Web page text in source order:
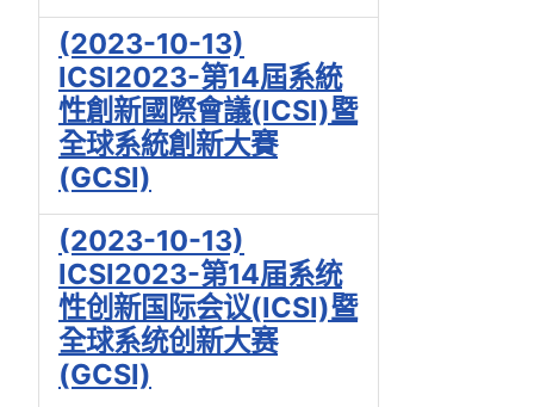
(2023-10-13)
ICSI2023-第14屆系統
性創新國際會議(ICSI)暨
全球系統創新大賽
(GCSI)
(2023-10-13)
ICSI2023-第14届系统
性创新国际会议(ICSI)暨
全球系统创新大赛
(GCSI)